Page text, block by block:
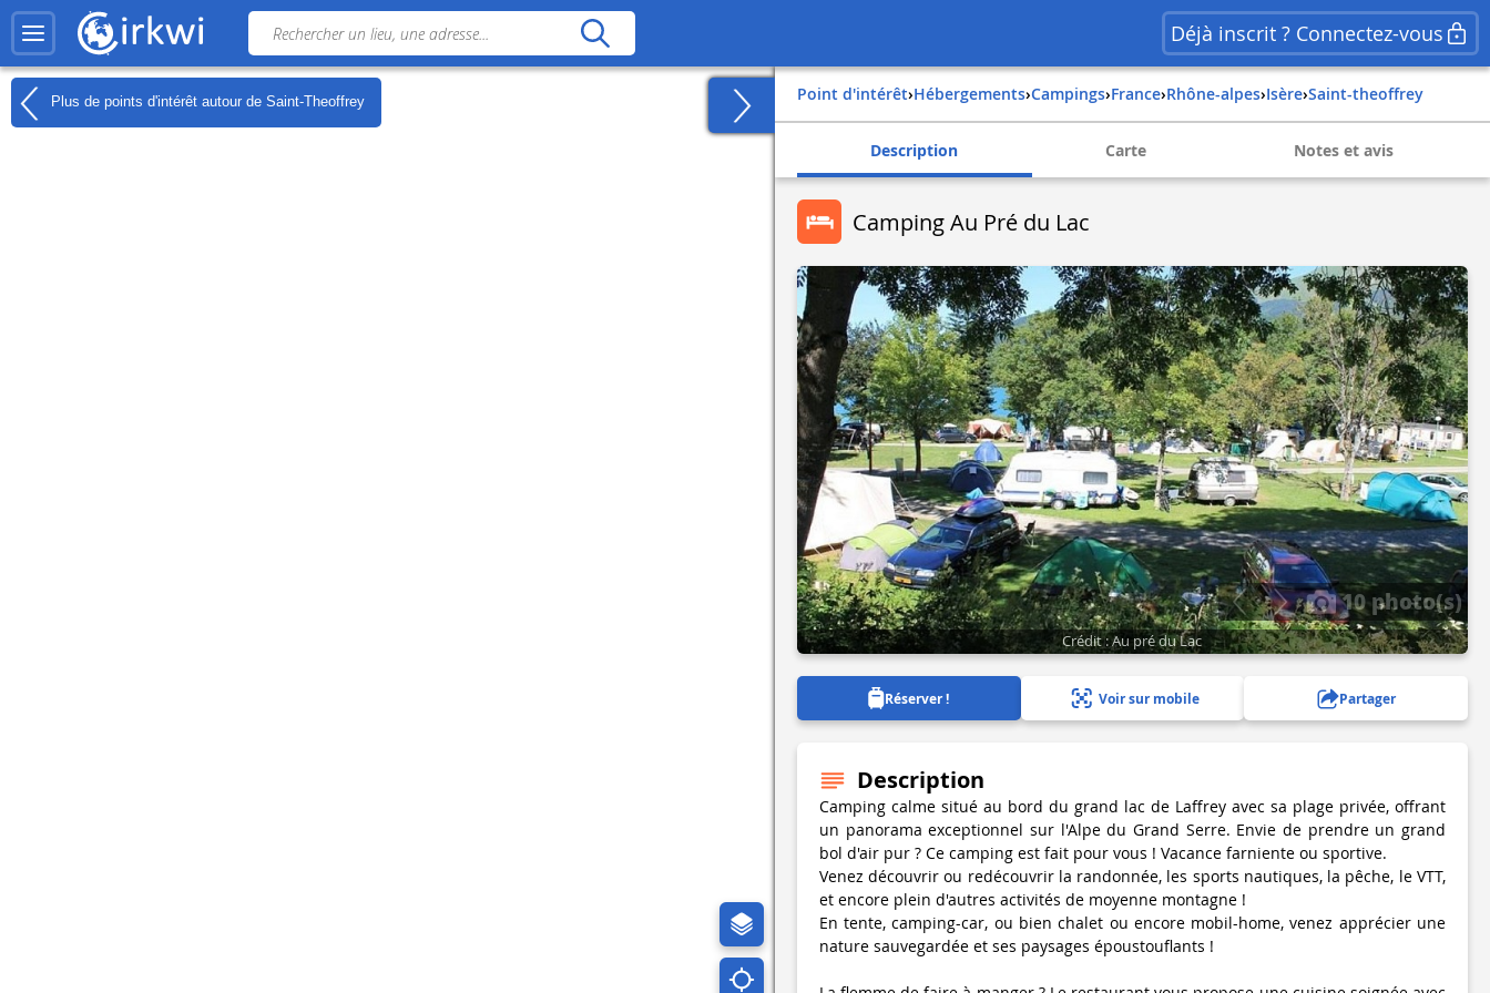
Déjà inscrit ? Connectez-vous
Plus de points d'intérêt autour de Saint-Theoffrey Point d'intérêt› Hébergements› Campings› france› rhône-alpes› isère› saint-theoffrey
Description Carte Notes et avis
Camping Au Pré du Lac
10 photo(s)
Crédit : Au pré du Lac
Réserver ! Voir sur mobile Partager
Description
Camping calme situé au bord du grand lac de Laffrey avec sa plage privée, offrant
un panorama exceptionnel sur l'Alpe du Grand Serre. Envie de prendre un grand
bol d'air pur ? Ce camping est fait pour vous ! Vacance farniente ou sportive.
Venez découvrir ou redécouvrir la randonnée, les sports nautiques, la pêche, le VTT,
et encore plein d'autres activités de moyenne montagne !
En tente, camping-car, ou bien chalet ou encore mobil-home, venez apprécier une
nature sauvegardée et ses paysages époustouflants !